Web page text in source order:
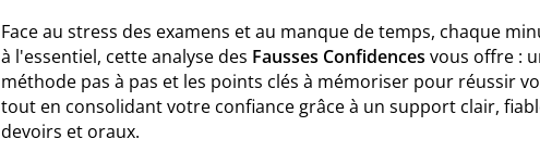
Face au stress des examens et au manque de temps, chaque
à l'essentiel, cette analyse des Fausses Confidences vous offre :
méthode pas à pas et les points clés à mémoriser pour réussir
tout en consolidant votre confiance grâce à un support clair,
devoirs et oraux.